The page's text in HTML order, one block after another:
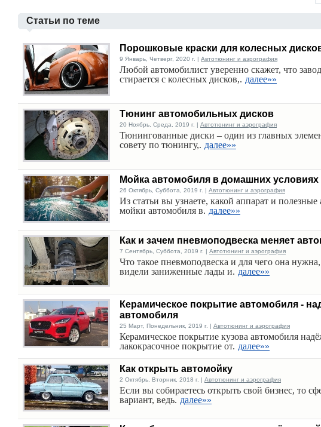
Статьи по теме
Порошковые краски для колесных
9 Январь, Четверг, 2020 г. | Автотюнинг и аэрография
Любой автомобилист уверенно скажет, что
стирается с колесных дисков,. далее»»
Тюнинг автомобильных дисков
20 Ноябрь, Среда, 2019 г. | Автотюнинг и аэрография
Тюнингованные диски – один из главных
совету по тюнингу,. далее»»
Мойка автомобиля в домашних условиях
26 Октябрь, Суббота, 2019 г. | Автотюнинг и аэрография
Из статьи вы узнаете, какой аппарат и
мойки автомобиля в. далее»»
Как и зачем пневмоподвеска меняет
7 Сентябрь, Суббота, 2019 г. | Автотюнинг и аэрография
Что такое пневмоподвеска и для чего она
видели заниженные лады и. далее»»
Керамическое покрытие автомобиля -
автомобиля
25 Март, Понедельник, 2019 г. | Автотюнинг и аэрография
Керамическое покрытие кузова автомобиля
лакокрасочное покрытие от. далее»»
Как открыть автомойку
2 Октябрь, Вторник, 2018 г. | Автотюнинг и аэрография
Если вы собираетесь открыть свой бизнес, то
вариант, ведь. далее»»